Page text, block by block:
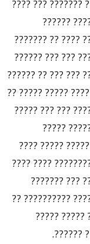
??????? ??????
?? ?????
????????? ???
????????)? ???
?????? ?? ????
?????? ????? ???
??? ??????? ??
?? ????
????????
????? ?????
????? ???
??????? ????
?????
???????